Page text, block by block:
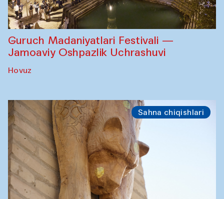
Guruch Madaniyatlari Festivali —
Jamoaviy Oshpazlik Uchrashuvi
Hovuz
Sahna chiqishlari